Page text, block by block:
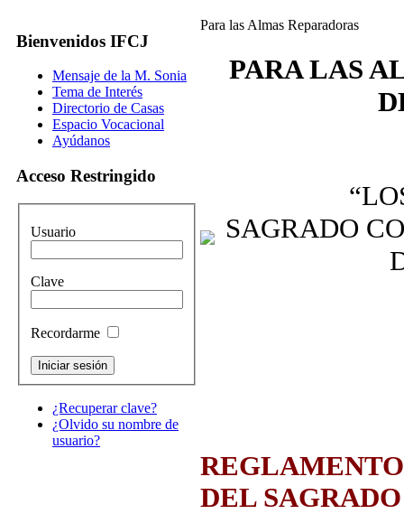
Bienvenidos IFCJ
Mensaje de la M. Sonia
Tema de Interés
Directorio de Casas
Espacio Vocacional
Ayúdanos
Acceso Restringido
Usuario
Clave
Recordarme
¿Recuperar clave?
¿Olvido su nombre de
usuario?
Para las Almas Reparadoras
PARA LAS
SAGRADO
DEL